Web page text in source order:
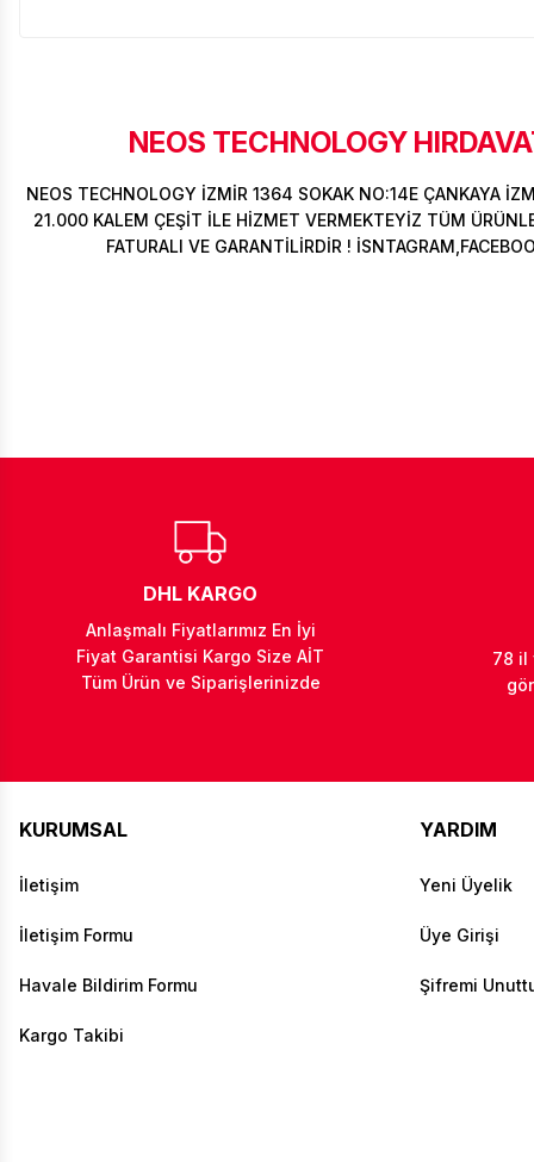
NEOS TECHNOLOGY
NEOS TECHNOLOGY İZMİR 1364 SOKAK NO:14E ÇANKAYA
21.000 KALEM ÇEŞİT İLE HİZMET VERMEKTEYİZ TÜM
FATURALI VE GARANTİLİRDİR !
DHL KARGO
Anlaşmalı Fiyatlarımız En İyi
Fiyat Garantisi Kargo Size AİT
Tüm Ürün ve Siparişlerinizde
78 il
KURUMSAL
İletişim
İletişim Formu
Havale Bildirim Formu
Kargo Takibi
YARDIM
Yeni Üyelik
Üye Girişi
Şifremi